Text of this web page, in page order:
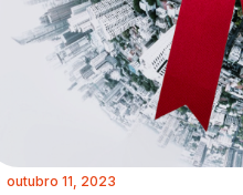
outubro 11, 2023